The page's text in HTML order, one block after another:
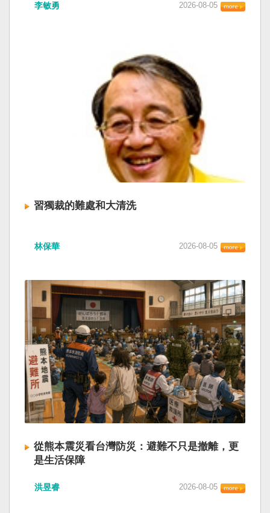
李敏勇 2026-08-05
習獨裁的難處和大清洗
林保華 2026-08-05
從熊本震災看台灣防災：避難不只是撤離，更
是生活保障
洪昱睿 2026-08-05